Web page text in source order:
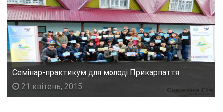
Семінар-практикум для молоді Прикарпаття
21 квітень, 2015